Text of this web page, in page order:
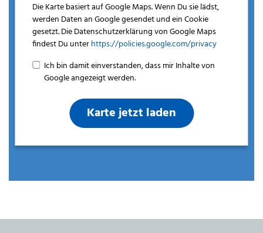
Die Karte basiert auf Google Maps. Wenn Du sie lädst,
werden Daten an Google gesendet und ein Cookie
gesetzt. Die Datenschutzerklärung von Google Maps
findest Du unterhttps://policies.google.com/privacy
Ich bin damit einverstanden, dass mir Inhalte von
Google angezeigt werden.
Karte jetzt laden